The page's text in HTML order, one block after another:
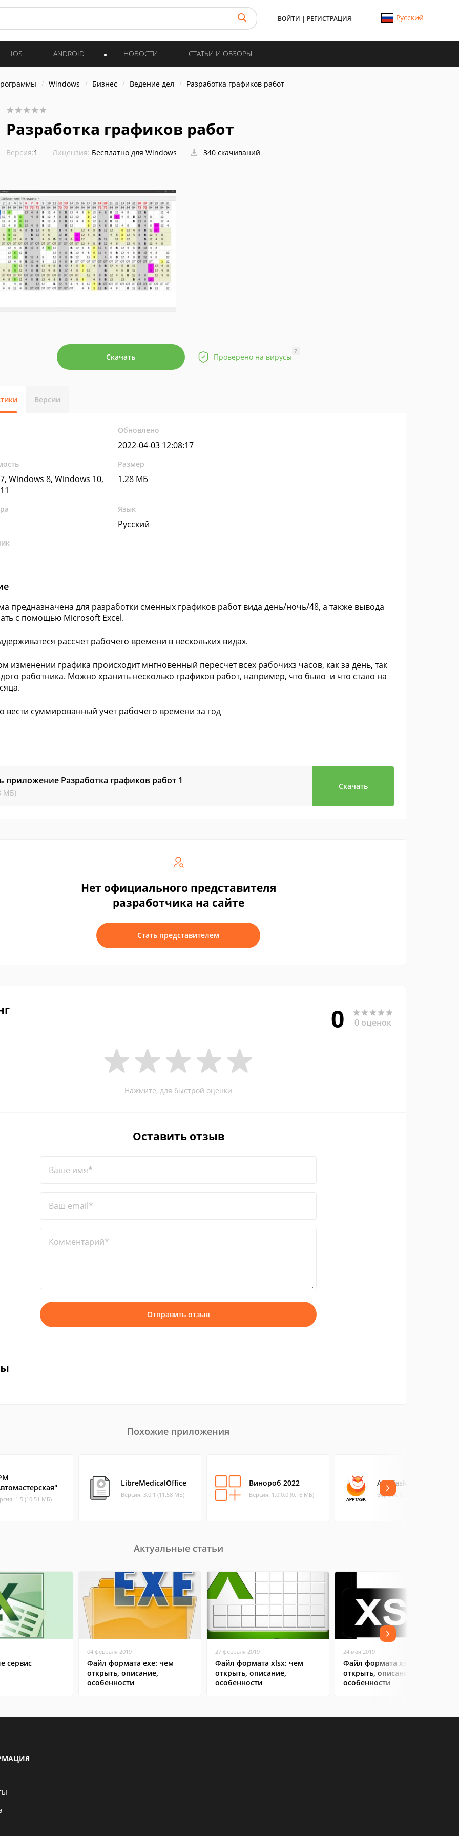
ВОЙТИ | РЕГИСТРАЦИЯ Русский
IOS ANDROID НОВОСТИ СТАТЬИ И ОБЗОРЫ
Windows Бизнес Ведение дел Разработка графиков работ
Разработка графиков работ
Версия:1 Лицензия: Бесплатно для Windows 340 скачиваний
Скачать Проверено на вирусы
?
Версии
Обновлено
2022-04-03 12:08:17
Windows 8, Windows 10,
Размер
1.28 МБ
Язык
Русский
предназначена для разработки сменных графиков работ вида день/ночь/48, а также вывода
с помощью Microsoft Excel.
рассчет рабочего времени в нескольких видах.
изменении графика происходит мнгновенный пересчет всех рабочихз часов, как за день, так
работника. Можно хранить несколько графиков работ, например, что было и что стало на
вести суммированный учет рабочего времени за год
приложение Разработка графиков работ 1
МБ)
Скачать
Нет официального представителя
разработчика на сайте
Стать представителем
0 0 оценок
Нажмите, для быстрой оценки
Оставить отзыв
Ваше имя*
Ваш email*
Комментарий*
Отправить отзыв
Похожие приложения
1.5 (10.51 МБ)
LibreMedicalOffice
Версия: 3.0.1 (11.58 МБ)
Винороб 2022
Версия: 1.0.0.0 (0.16 МБ)
AppTask
Версия: 0.9.8.3 (40.47 МБ)
Актуальные статьи
сервис
04 февраля 2019
Файл формата exe: чем
открыть, описание,
особенности
27 февраля 2019
Файл формата xlsx: чем
открыть, описание,
особенности
24 мая 2019
Файл формата xsd: чем
открыть, описание,
особенности